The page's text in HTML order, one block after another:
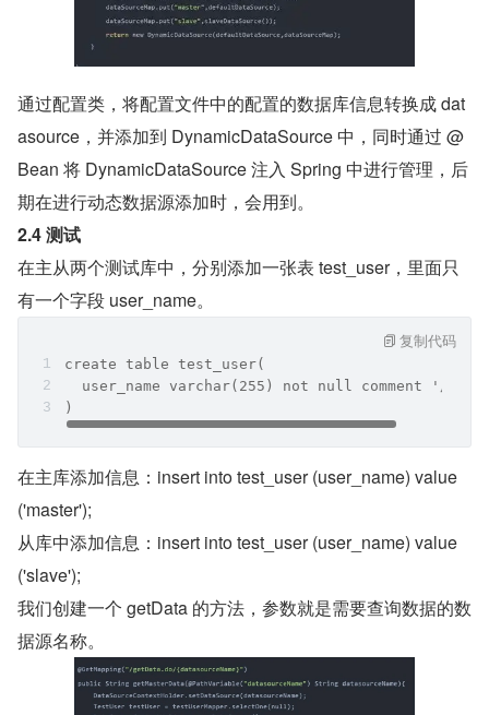
通过配置类，将配置文件中的配置的数据库信息转换成 dat
asource，并添加到 DynamicDataSource 中，同时通过 @
Bean 将 DynamicDataSource 注入 Spring 中进行管理，后
期在进行动态数据源添加时，会用到。
2.4 测试
在主从两个测试库中，分别添加一张表 test_user，里面只
有一个字段 user_name。
create table test_user(
user_name varchar(255) not null comment '用户名
)
复制代码
在主库添加信息：insert into test_user (user_name) value
('master');
从库中添加信息：insert into test_user (user_name) value
('slave');
我们创建一个 getData 的方法，参数就是需要查询数据的数
据源名称。